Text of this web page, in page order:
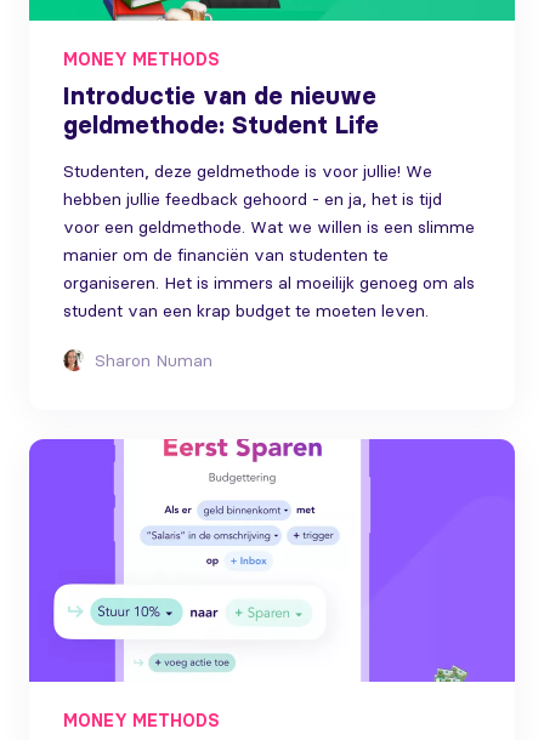
MONEY METHODS
Introductie van de nieuwe
geldmethode: Student Life
Studenten, deze geldmethode is voor jullie! We
hebben jullie feedback gehoord - en ja, het is tijd
voor een geldmethode. Wat we willen is een slimme
manier om de financiën van studenten te
organiseren. Het is immers al moeilijk genoeg om als
student van een krap budget te moeten leven.
Sharon Numan
MONEY METHODS